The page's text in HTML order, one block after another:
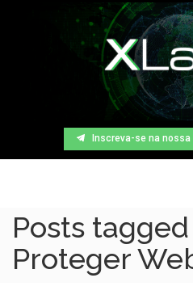
Inscreva-se na
Posts
Proteger